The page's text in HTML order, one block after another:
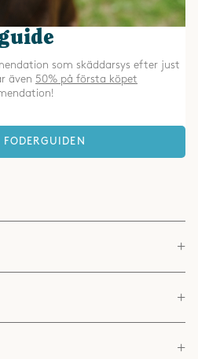
som skäddarsys efter just
även 50% på första köpet
FODERGUIDEN